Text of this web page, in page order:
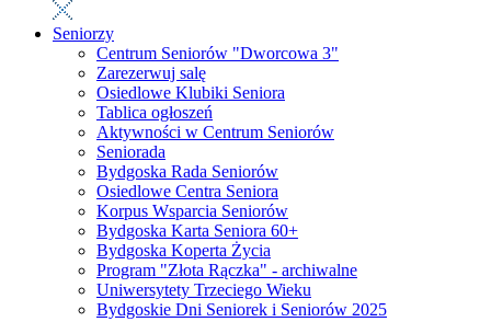
Seniorzy
Centrum Seniorów "Dworcowa 3"
Zarezerwuj salę
Osiedlowe Klubiki Seniora
Tablica ogłoszeń
Aktywności w Centrum Seniorów
Seniorada
Bydgoska Rada Seniorów
Osiedlowe Centra Seniora
Korpus Wsparcia Seniorów
Bydgoska Karta Seniora 60+
Bydgoska Koperta Życia
Program "Złota Rączka" - archiwalne
Uniwersytety Trzeciego Wieku
Bydgoskie Dni Seniorek i Seniorów 2025